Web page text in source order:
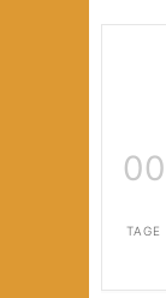
00
TAGE